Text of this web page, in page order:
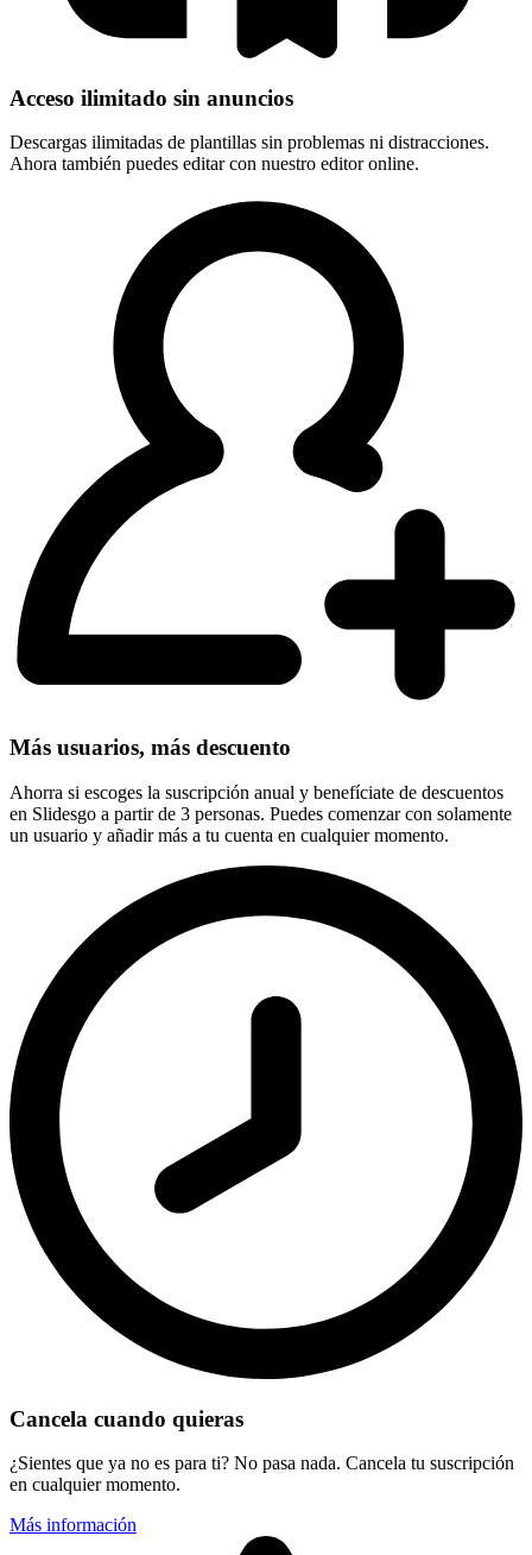
Acceso ilimitado sin anuncios
Descargas ilimitadas de plantillas sin problemas ni distracciones.
Ahora también puedes editar con nuestro editor online.
Más usuarios, más descuento
Ahorra si escoges la suscripción anual y benefíciate de descuentos
en Slidesgo a partir de 3 personas. Puedes comenzar con solamente
un usuario y añadir más a tu cuenta en cualquier momento.
Cancela cuando quieras
¿Sientes que ya no es para ti? No pasa nada. Cancela tu suscripción
en cualquier momento.
Más información